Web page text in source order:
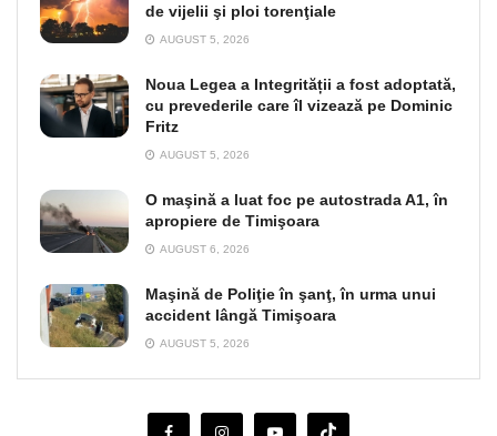
de vijelii şi ploi torenţiale
AUGUST 5, 2026
Noua Legea a Integrității a fost adoptată,
cu prevederile care îl vizează pe Dominic
Fritz
AUGUST 5, 2026
O maşină a luat foc pe autostrada A1, în
apropiere de Timişoara
AUGUST 6, 2026
Maşină de Poliţie în şanţ, în urma unui
accident lângă Timişoara
AUGUST 5, 2026